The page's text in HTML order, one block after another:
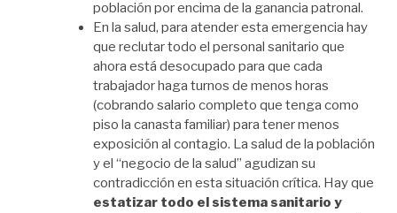
población por encima de la ganancia patronal.
En la salud, para atender esta emergencia hay
que reclutar todo el personal sanitario que
ahora está desocupado para que cada
trabajador haga turnos de menos horas
(cobrando salario completo que tenga como
piso la canasta familiar) para tener menos
exposición al contagio. La salud de la población
y el “negocio de la salud” agudizan su
contradicción en esta situación crítica. Hay que
estatizar todo el sistema sanitario y